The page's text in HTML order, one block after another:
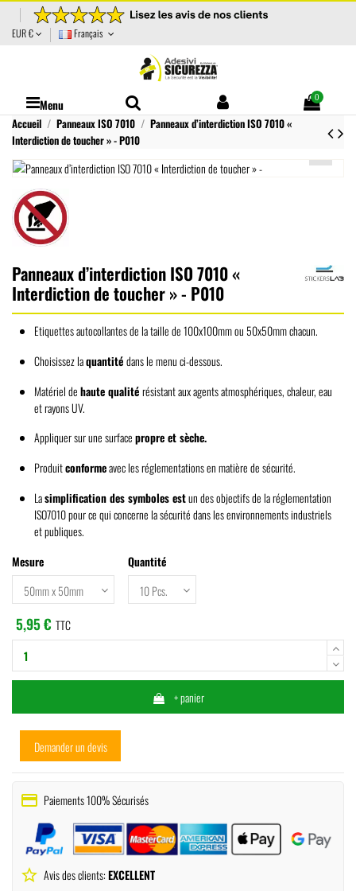
EUR € Français
Menu 0
Accueil Panneaux ISO 7010
Panneaux d’interdiction ISO 7010 «
Interdiction de toucher » - P010
Panneaux d’interdiction ISO 7010 «
Interdiction de toucher » - P010
Etiquettes autocollantes de la taille de 100x100mm ou 50x50mm chacun.
Choisissez laquantitédans le menu ci-dessous.
Matériel dehaute qualitérésistant aux agents atmosphériques, chaleur, eau
et rayons UV.
Appliquer sur une surfacepropre et sèche.
Produitconformeavec les réglementations en matière de sécurité.
Lasimplification des symboles estun des objectifs de la réglementation
ISO7010 pour ce qui concerne la sécurité dans les environnements industriels
et publiques.
Mesure
Quantité
5,95 € TTC
+ panier
Demander un devis
payment Paiements 100% Sécurisés
star_border Avis des clients:EXCELLENT